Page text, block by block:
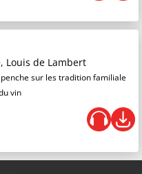
Louis de Lambert
sur les tradition familiale
vin